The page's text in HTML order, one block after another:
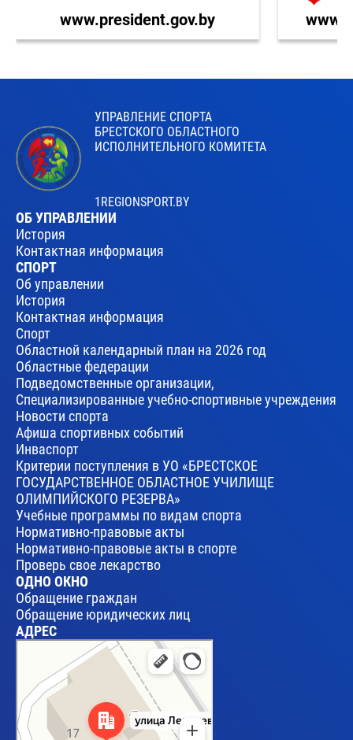
www.president.gov.by
УПРАВЛЕНИЕ СПОРТА
БРЕСТСКОГО ОБЛАСТНОГО
ИСПОЛНИТЕЛЬНОГО КОМИТЕТА
1REGIONSPORT.BY
ОБ УПРАВЛЕНИИ
История
Контактная информация
СПОРТ
Об управлении
История
Контактная информация
Спорт
Областной календарный план на 2026 год
Областные федерации
Подведомственные организации,
Специализированные учебно-спортивные учреждения
Новости спорта
Афиша спортивных событий
Инваспорт
Критерии поступления в УО «БРЕСТСКОЕ
ГОСУДАРСТВЕННОЕ ОБЛАСТНОЕ УЧИЛИЩЕ
ОЛИМПИЙСКОГО РЕЗЕРВА»
Учебные программы по видам спорта
Нормативно-правовые акты
Нормативно-правовые акты в спорте
Проверь свое лекарство
ОДНО ОКНО
Обращение граждан
Обращение юридических лиц
АДРЕС
Брест
Улица Леваневского, 17 — Яндекс Карты